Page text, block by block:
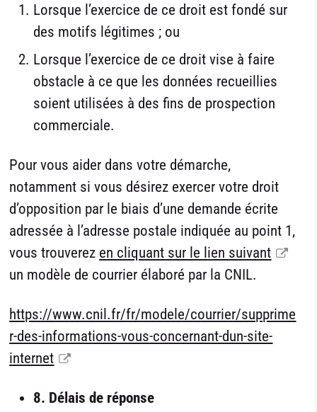
Lorsque l’exercice de ce droit est fondé sur
des motifs légitimes ; ou
Lorsque l’exercice de ce droit vise à faire
obstacle à ce que les données recueillies
soient utilisées à des fins de prospection
commerciale.
Pour vous aider dans votre démarche,
notamment si vous désirez exercer votre droit
d’opposition par le biais d’une demande écrite
adressée à l’adresse postale indiquée au point 1,
vous trouverez en cliquant sur le lien suivant
un modèle de courrier élaboré par la CNIL.
https://www.cnil.fr/fr/modele/courrier/supprime
r-des-informations-vous-concernant-dun-site-
internet
8. Délais de réponse